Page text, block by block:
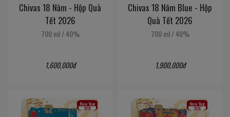
Chivas 18 Năm - Hộp Quà
Tết 2026
700 ml /40%
1,600,000đ
Chivas 18 Năm Blue - Hộp
Quà Tết 2026
700 ml /40%
1,900,000đ
New Year
2026
New Year
2026